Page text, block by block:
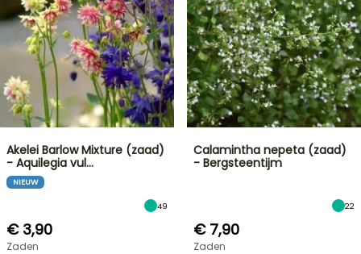
Akelei Barlow Mixture (zaad)
- Aquilegia vul…
NIEUW
49
€ 3,90
Zaden
Calamintha nepeta (zaad)
- Bergsteentijm
22
€ 7,90
Zaden